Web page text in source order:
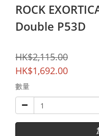
ROCK
Double P53D
HK$2,115.00
HK$1,692.00
數量